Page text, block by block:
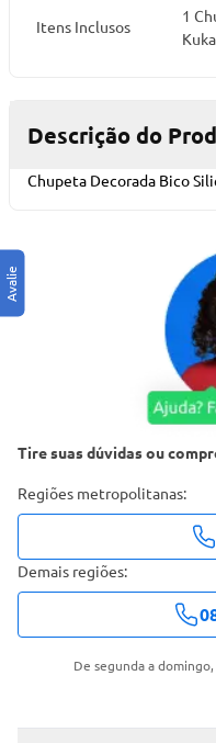
Itens Inclusos
1
Descrição do
Chupeta Decorada Bico
Tire suas dúvidas ou
Regiões metropolitanas:
Demais regiões:
De segunda a